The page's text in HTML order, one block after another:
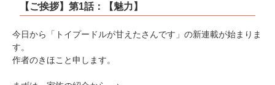
【ご挨拶】第1話：【魅力】
今日から「トイプードルが甘えたさんです」の新連載が始まりま
す。
作者のきほこと申します。